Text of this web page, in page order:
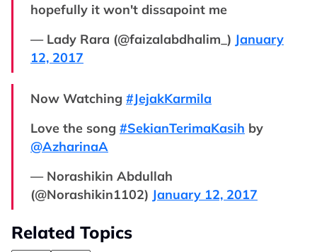
hopefully it won't dissapoint me
— Lady Rara (@faizalabdhalim_) January
12, 2017
Now Watching #JejakKarmila
Love the song #SekianTerimaKasih by
@AzharinaA
— Norashikin Abdullah
(@Norashikin1102) January 12, 2017
Related Topics